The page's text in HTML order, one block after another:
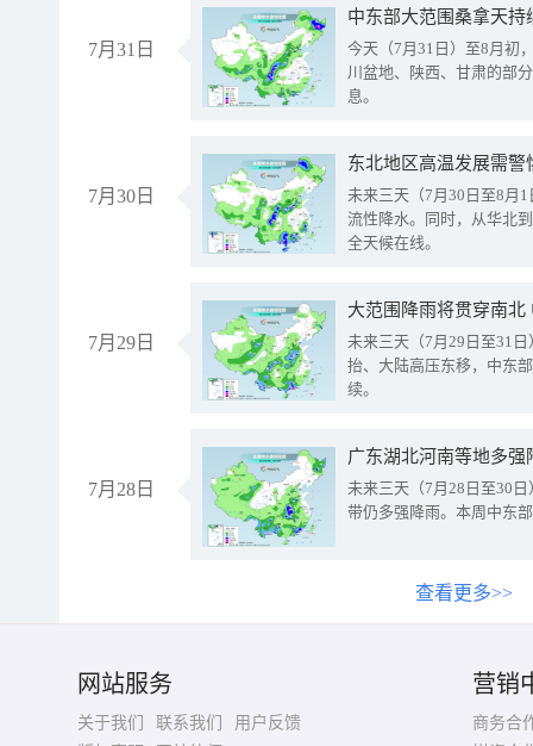
7月31日
中东部大范围桑拿天
今天（7月31日）至8月初
川盆地、陕西、甘肃的部
息。
7月30日
东北地区高温发展需
未来三天（7月30日至8月
流性降水。同时，从华北
全天候在线。
7月29日
大范围降雨将贯穿南
未来三天（7月29日至31
抬、大陆高压东移，中东
续。
7月28日
广东湖北河南等地多
未来三天（7月28日至30
带仍多强降雨。本周中东
查看更多>>
网站服务
关于我们 联系我们
用户反馈
营销
商务合